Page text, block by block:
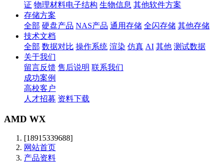
证 物理材料电子结构 生物信息 其他软件方案
存储方案
全部 硬盘产品 NAS产品 通用存储 全闪存储 其他存储
技术文档
全部 数据对比 操作系统 渲染 仿真 AI 其他 测试数据
关于我们
留言反馈 售后说明 联系我们
成功案例
高校客户
人才招募 资料下载
AMD WX
[18915339688]
网站首页
产品资料